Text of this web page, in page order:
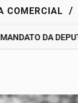
COMERCIAL /
DA DEPUTADA